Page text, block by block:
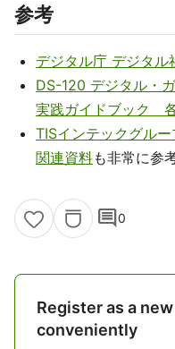
参考
デジタル庁 デジタル
DS-120 デジタル・
実践ガイドブック
TISインテックグルー
関連資料も非常に参
comment0
Register as a
conveniently